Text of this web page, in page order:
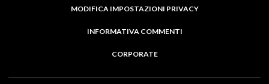
MODIFICA IMPOSTAZIONI PRIVACY
INFORMATIVA COMMENTI
CORPORATE